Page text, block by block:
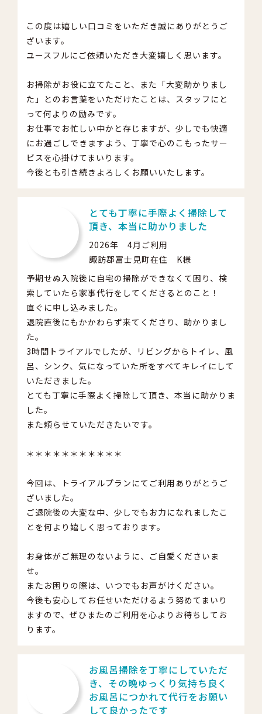
この度は嬉しい口コミをいただき誠にありがとうご
ざいます。
ユースフルにご依頼いただき大変嬉しく思います。
お掃除がお役に立てたこと、また「大変助かりまし
た」とのお言葉をいただけたことは、スタッフにと
って何よりの励みです。
お仕事でお忙しい中かと存じますが、少しでも快適
にお過ごしできますよう、丁寧で心のこもったサー
ビスを心掛けてまいります。
今後とも引き続きよろしくお願いいたします。
とても丁寧に手際よく掃除して
頂き、本当に助かりました
2026年 4月ご利用
諏訪郡富士見町在住 K様
予期せぬ入院後に自宅の掃除ができなくて困り、検
索していたら家事代行をしてくださるとのこと！
直ぐに申し込みました。
退院直後にもかかわらず来てくださり、助かりまし
た。
3時間トライアルでしたが、リビングからトイレ、風
呂、シンク、気になっていた所をすべてキレイにして
いただきました。
とても丁寧に手際よく掃除して頂き、本当に助かりま
した。
また頼らせていただきたいです。
＊＊＊＊＊＊＊＊＊＊＊
今回は、トライアルプランにてご利用ありがとうご
ざいました。
ご退院後の大変な中、少しでもお力になれましたこ
とを何より嬉しく思っております。
お身体がご無理のないように、ご自愛くださいま
せ。
またお困りの際は、いつでもお声がけください。
今後も安心してお任せいただけるよう努めてまいり
ますので、ぜひまたのご利用を心よりお待ちしてお
ります。
お風呂掃除を丁寧にしていただ
き、その晩ゆっくり気持ち良く
お風呂につかれて代行をお願い
して良かったです